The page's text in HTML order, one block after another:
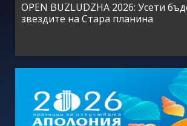
OPEN BUZLUDZHA 2026: Усети
звездите на Стара планина